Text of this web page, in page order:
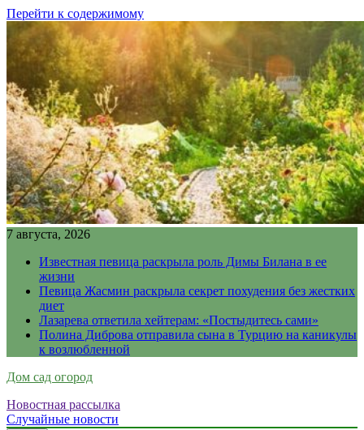
Перейти к содержимому
7 августа, 2026
Известная певица раскрыла роль Димы Билана в ее
жизни
Певица Жасмин раскрыла секрет похудения без жестких
диет
Лазарева ответила хейтерам: «Постыдитесь сами»
Полина Диброва отправила сына в Турцию на каникулы
к возлюбленной
Дом сад огород
Новостная рассылка
Случайные новости